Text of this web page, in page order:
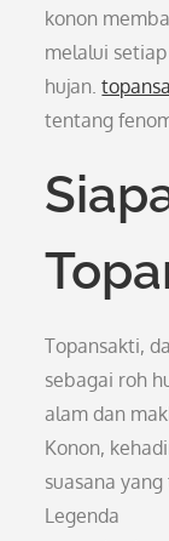
konon
melalui
hujan.
tentang
Topansakti,
sebagai roh
alam dan
Konon,
suasana
Legenda